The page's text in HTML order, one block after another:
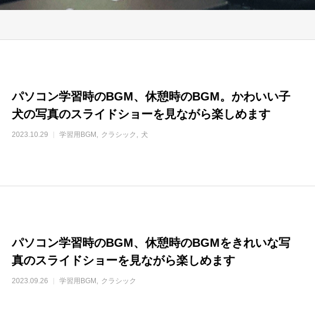
パソコン学習時のBGM、休憩時のBGM。かわいい子
犬の写真のスライドショーを見ながら楽しめます
2023.10.29 学習用BGM クラシック 犬
パソコン学習時のBGM、休憩時のBGMをきれいな写
真のスライドショーを見ながら楽しめます
2023.09.26 学習用BGM クラシック